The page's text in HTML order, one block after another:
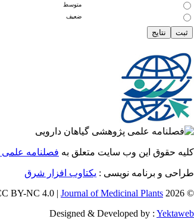
متوسط
ضعیف
کلیه حقوق این وب سایت متعلق به فصلنامه علمی
طراحی و برنامه نویسی : یکتاوب افزار شرق
© 2026 CC BY-NC 4.0 |
Journal of Medicinal Plants
Designed & Developed by : Yektaweb